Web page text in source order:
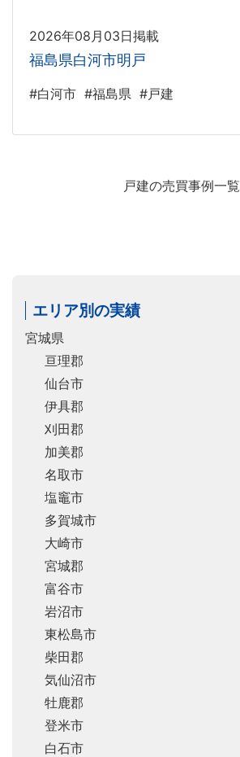
2026年08月03日掲載
福島県白河市明戸
#白河市 #福島県 #戸建
戸建の売買事例一覧
エリア別の実績
宮城県
亘理郡
仙台市
伊具郡
刈田郡
加美郡
名取市
塩竈市
多賀城市
大崎市
宮城郡
富谷市
岩沼市
東松島市
柴田郡
気仙沼市
牡鹿郡
登米市
白石市